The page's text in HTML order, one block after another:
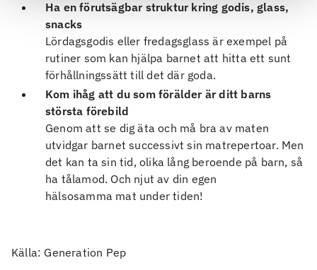
Ha en förutsägbar struktur kring godis, glass,
snacks
Lördagsgodis eller fredagsglass är exempel på
rutiner som kan hjälpa barnet att hitta ett sunt
förhållningssätt till det där goda.
Kom ihåg att du som förälder är ditt barns
största förebild
Genom att se dig äta och må bra av maten
utvidgar barnet successivt sin matrepertoar. Men
det kan ta sin tid, olika lång beroende på barn, så
ha tålamod. Och njut av din egen
hälsosamma mat under tiden!
Källa: Generation Pep